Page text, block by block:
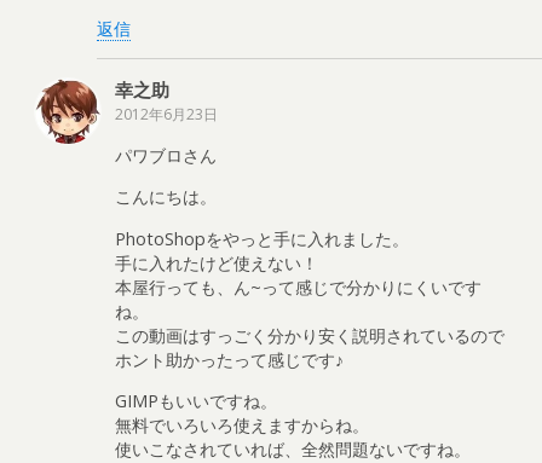
返信
幸之助
2012年6月23日
パワブロさん
こんにちは。
PhotoShopをやっと手に入れました。
手に入れたけど使えない！
本屋行っても、ん~って感じで分かりにくいです
ね。
この動画はすっごく分かり安く説明されているので
ホント助かったって感じです♪
GIMPもいいですね。
無料でいろいろ使えますからね。
使いこなされていれば、全然問題ないですね。